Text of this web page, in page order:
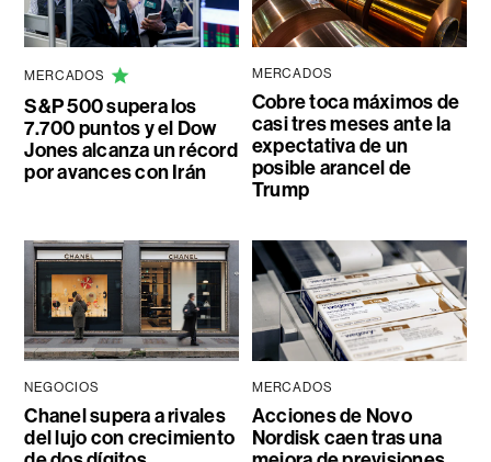
MERCADOS
S&P 500 supera los
7.700 puntos y el Dow
Jones alcanza un récord
por avances con Irán
MERCADOS
Cobre toca máximos de
casi tres meses ante la
expectativa de un
posible arancel de
Trump
NEGOCIOS
Chanel supera a rivales
del lujo con crecimiento
MERCADOS
Acciones de Novo
Nordisk caen tras una